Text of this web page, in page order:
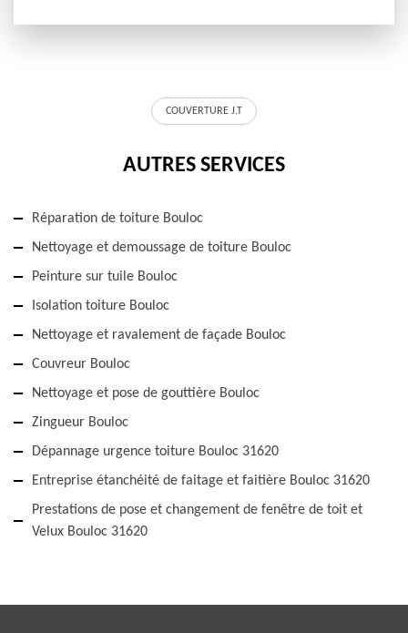
COUVERTURE J.T
AUTRES SERVICES
Réparation de toiture Bouloc
Nettoyage et demoussage de toiture Bouloc
Peinture sur tuile Bouloc
Isolation toiture Bouloc
Nettoyage et ravalement de façade Bouloc
Couvreur Bouloc
Nettoyage et pose de gouttière Bouloc
Zingueur Bouloc
Dépannage urgence toiture Bouloc 31620
Entreprise étanchéité de faitage et faitière Bouloc 31620
Prestations de pose et changement de fenêtre de toit et
Velux Bouloc 31620